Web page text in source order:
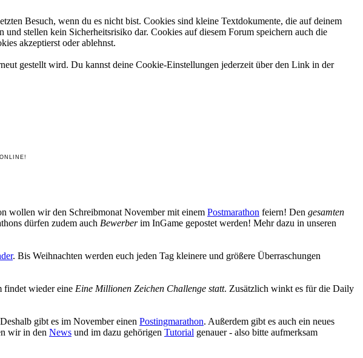
Besuch, wenn du es nicht bist. Cookies sind kleine Textdokumente, die auf deinem
stellen kein Sicherheitsrisiko dar. Cookies auf diesem Forum speichern auch die
akzeptierst oder ablehnst.
gestellt wird. Du kannst deine Cookie-Einstellungen jederzeit über den Link in der
wollen wir den Schreibmonat November mit einem Postmarathon feiern! Den gesamten
dürfen zudem auch Bewerberim InGame gepostet werden! Mehr dazu in unseren
. Bis Weihnachten werden euch jeden Tag kleinere und größere Überraschungen
findet wieder eine Eine Millionen Zeichen Challenge statt. Zusätzlich winkt es für die Daily
gibt es im November einen Postingmarathon. Außerdem gibt es auch ein neues
wir in den News und im dazu gehörigen Tutorial genauer - also bitte aufmerksam